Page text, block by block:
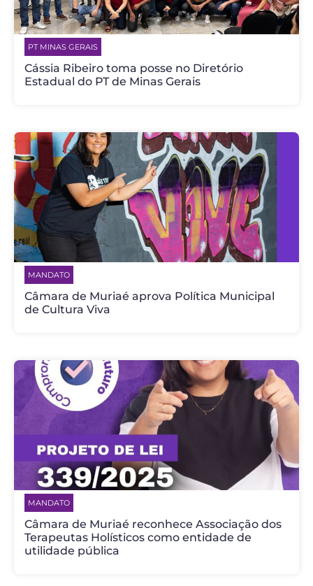
PT MINAS GERAIS
Cássia Ribeiro toma posse no Diretório
Estadual do PT de Minas Gerais
MANDATO
Câmara de Muriaé aprova Política Municipal
de Cultura Viva
MANDATO
Câmara de Muriaé reconhece Associação dos
Terapeutas Holísticos como entidade de
utilidade pública